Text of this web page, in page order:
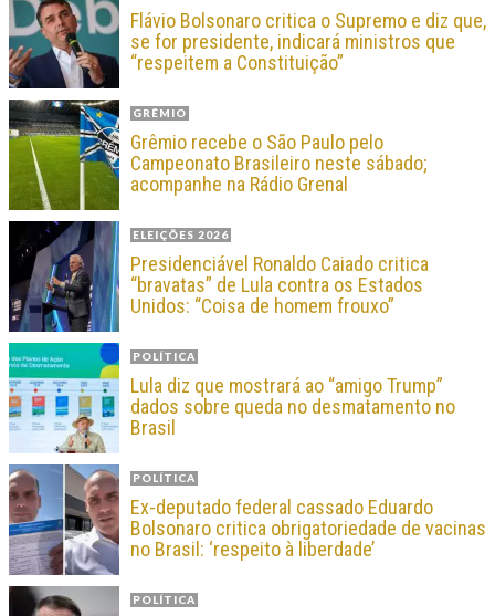
Flávio Bolsonaro critica o Supremo e diz que,
se for presidente, indicará ministros que
“respeitem a Constituição”
GRÊMIO
Grêmio recebe o São Paulo pelo
Campeonato Brasileiro neste sábado;
acompanhe na Rádio Grenal
ELEIÇÕES 2026
Presidenciável Ronaldo Caiado critica
“bravatas” de Lula contra os Estados
Unidos: “Coisa de homem frouxo”
POLÍTICA
Lula diz que mostrará ao “amigo Trump”
dados sobre queda no desmatamento no
Brasil
POLÍTICA
Ex-deputado federal cassado Eduardo
Bolsonaro critica obrigatoriedade de vacinas
no Brasil: ‘respeito à liberdade’
POLÍTICA